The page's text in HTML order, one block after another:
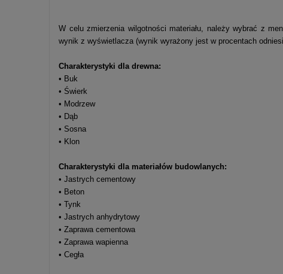
W celu zmierzenia wilgotności materiału, należy wybrać z
wynik z wyświetlacza (wynik wyrażony jest w procentach
Charakterystyki dla drewna:
• Buk
• Świerk
• Modrzew
• Dąb
• Sosna
• Klon
Charakterystyki dla materiałów budowlanych:
• Jastrych cementowy
• Beton
• Tynk
• Jastrych anhydrytowy
• Zaprawa cementowa
• Zaprawa wapienna
• Cegła